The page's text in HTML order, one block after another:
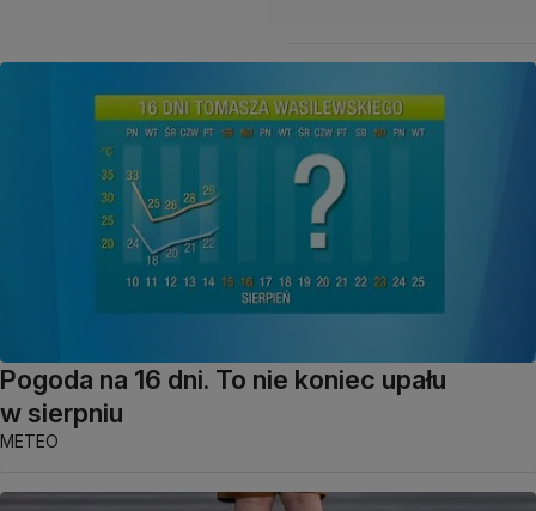
Pogoda na 16 dni. To nie koniec upału
w sierpniu
METEO